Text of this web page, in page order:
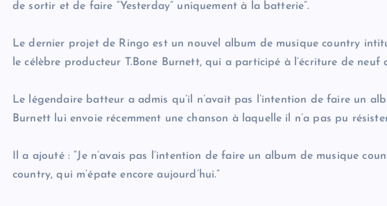
de sortir et de faire “Yesterday” uniquement à la batterie”.
Le dernier projet de Ringo est un nouvel album de musique country
le célèbre producteur T.Bone Burnett, qui a participé à l’écriture de neuf
Le légendaire batteur a admis qu’il n’avait pas l’intention de faire un
Burnett lui envoie récemment une chanson à laquelle il n’a pas pu
Il a ajouté : “Je n’avais pas l’intention de faire un album de musique
country, qui m’épate encore aujourd’hui.”